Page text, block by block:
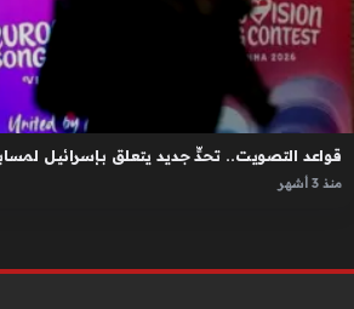
قواعد التصويت.. تحدٍّ جديد يتعلق بإسرائيل
منذ 3 أشهر